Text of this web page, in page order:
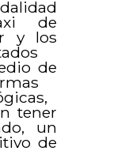
de
y los
de
tener
un
de